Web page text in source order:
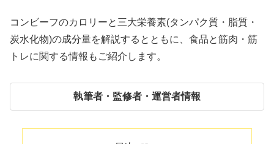
コンビーフのカロリーと三大栄養素(タンパク質・脂質・
炭水化物)の成分量を解説するとともに、食品と筋肉・筋
トレに関する情報もご紹介します。
執筆者・監修者・運営者情報